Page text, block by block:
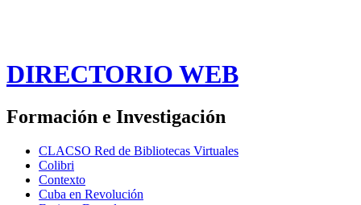
DIRECTORIO WEB
Formación e Investigación
CLACSO Red de Bibliotecas Virtuales
Colibri
Contexto
Cuba en Revolución